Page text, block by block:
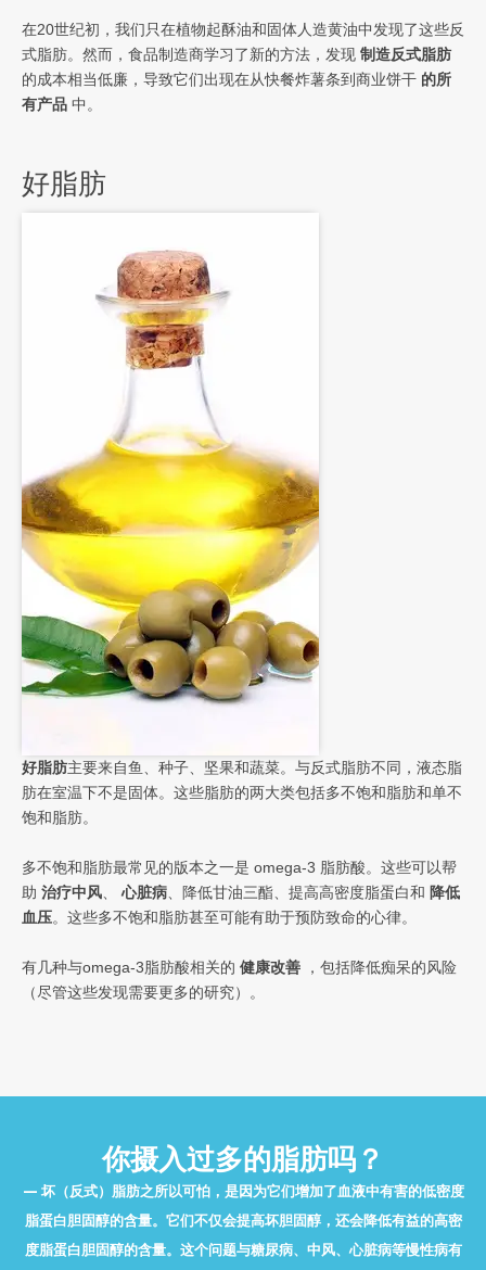
在20世纪初，我们只在植物起酥油和固体人造黄油中发现了这些反
式脂肪。然而，食品制造商学习了新的方法，发现 制造反式脂肪
的成本相当低廉，导致它们出现在从快餐炸薯条到商业饼干 的所
有产品 中。
好脂肪
好脂肪主要来自鱼、种子、坚果和蔬菜。与反式脂肪不同，液态脂
肪在室温下不是固体。这些脂肪的两大类包括多不饱和脂肪和单不
饱和脂肪。
多不饱和脂肪最常见的版本之一是 omega-3 脂肪酸。这些可以帮
助 治疗中风 心脏病 、降低甘油三酯、提高高密度脂蛋白和 降低
血压。这些多不饱和脂肪甚至可能有助于预防致命的心律。
有几种与omega-3脂肪酸相关的 健康改善 ，包括降低痴呆的风险
（尽管这些发现需要更多的研究）。
你摄入过多的脂肪吗？
坏（反式）脂肪之所以可怕，是因为它们增加了血液中有害的低密度
脂蛋白胆固醇的含量。它们不仅会提高坏胆固醇，还会降低有益的高密
度脂蛋白胆固醇的含量。这个问题与糖尿病、中风、心脏病等慢性病有